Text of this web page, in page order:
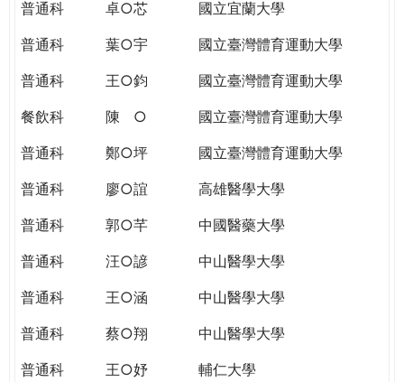
THE
CITIZENSHIP
普通科
卓○芯
國立宜蘭大學
普通科
葉○宇
國立臺灣體育運動大學
普通科
王○鈞
國立臺灣體育運動大學
餐飲科
陳 ○
國立臺灣體育運動大學
普通科
鄭○坪
國立臺灣體育運動大學
普通科
廖○誼
高雄醫學大學
普通科
郭○芊
中國醫藥大學
普通科
汪○諺
中山醫學大學
普通科
王○涵
中山醫學大學
普通科
蔡○翔
中山醫學大學
普通科
王○妤
輔仁大學